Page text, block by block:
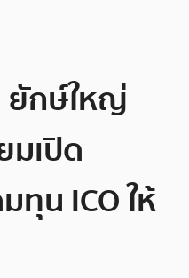
ยักษ์ใหญ่
มเปิด
น ICO ให้